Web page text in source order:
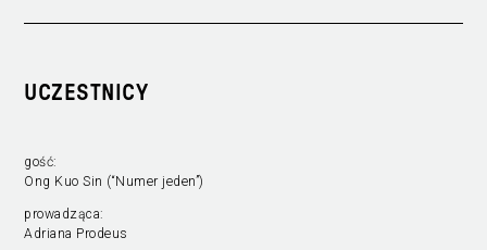
UCZESTNICY
gość:
Ong Kuo Sin (“Numer jeden”)
prowadząca:
Adriana Prodeus